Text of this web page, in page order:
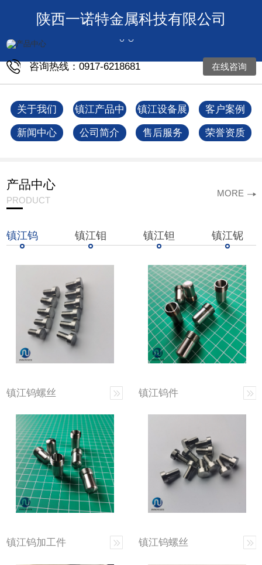
陕西一诺特金属科技有限公司
咨询热线：0917-6218681 在线咨询
关于我们
镇江产品中
心
镇江设备展
示
客户案例
新闻中心 公司简介 售后服务 荣誉资质
产品中心
PRODUCT
MORE
镇江钨 镇江钼 镇江钽 镇江铌
镇江钨螺丝 镇江钨件
镇江钨加工件 镇江钨螺丝